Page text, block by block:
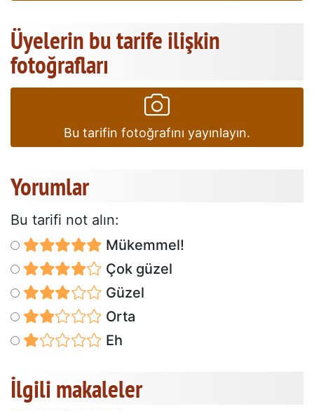
Üyelerin bu tarife ilişkin
fotoğrafları
Bu tarifin fotoğrafını yayınlayın.
Yorumlar
Bu tarifi not alın:
Mükemmel!
Çok güzel
Güzel
Orta
Eh
İlgili makaleler